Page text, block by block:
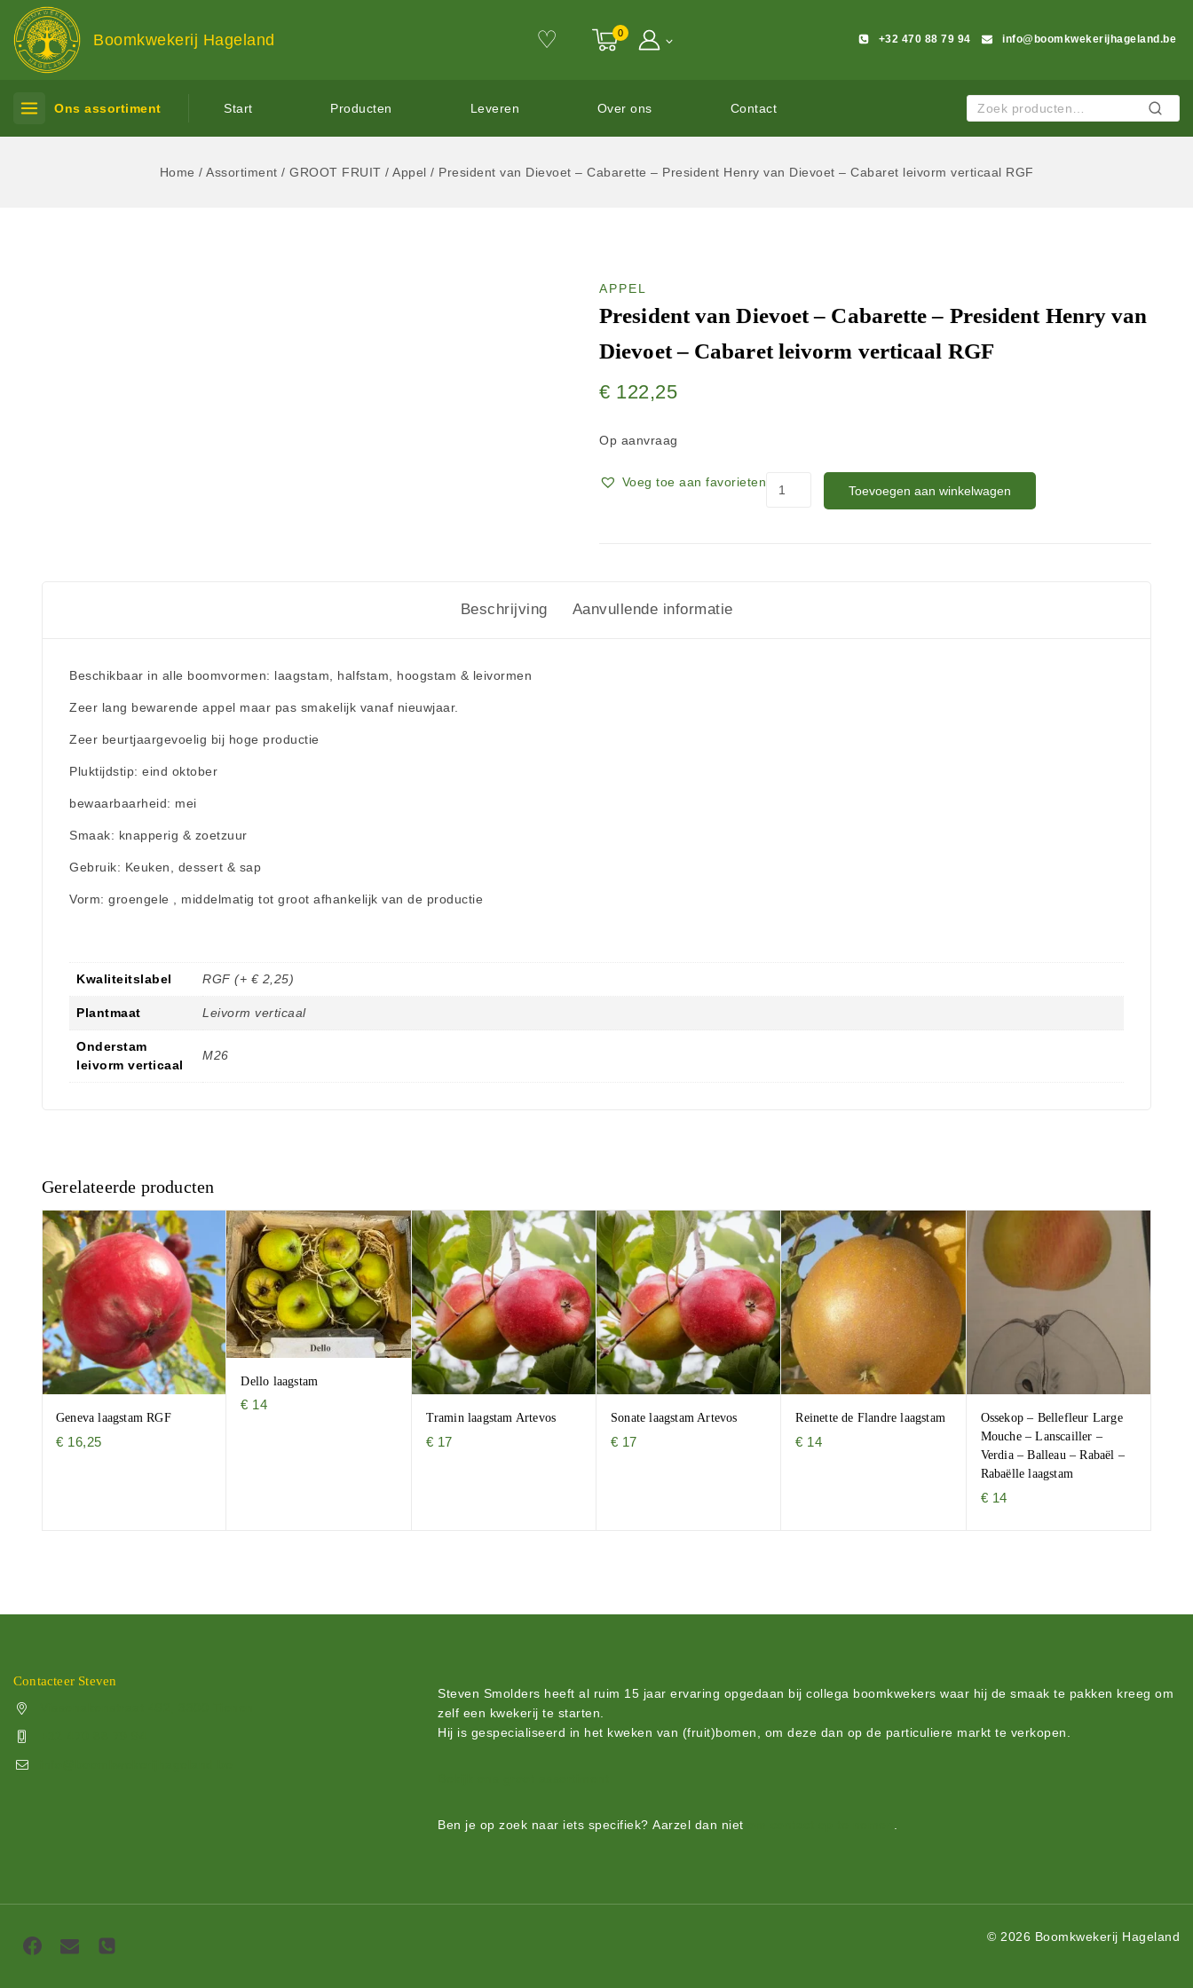
Boomkwekerij Hageland ♡ 0 +32 470 88 79 94 info@boomkwekerijhageland.be
Ons assortiment Start Producten Leveren Over ons Contact Zoeken
Home / Assortiment / GROOT FRUIT / Appel / President van Dievoet – Cabarette – President Henry van Dievoet – Cabaret leivorm verticaal RGF
APPEL
President van Dievoet – Cabarette – President Henry van
Dievoet – Cabaret leivorm verticaal RGF
€ 122,25
Op aanvraag
Voeg toe aan favorieten
Toevoegen aan winkelwagen
Beschrijving Aanvullende informatie
Beschikbaar in alle boomvormen: laagstam, halfstam, hoogstam & leivormen
Zeer lang bewarende appel maar pas smakelijk vanaf nieuwjaar.
Zeer beurtjaargevoelig bij hoge productie
Pluktijdstip: eind oktober
bewaarbaarheid: mei
Smaak: knapperig & zoetzuur
Gebruik: Keuken, dessert & sap
Vorm: groengele , middelmatig tot groot afhankelijk van de productie
Kwaliteitslabel RGF (+ € 2,25)
Plantmaat Leivorm verticaal
Onderstam
leivorm verticaal
M26
Gerelateerde producten
Geneva laagstam RGF
€ 16,25
Dello laagstam
€ 14
Tramin laagstam Artevos
€ 17
Sonate laagstam Artevos
€ 17
Reinette de Flandre laagstam
€ 14
Ossekop – Bellefleur Large
Mouche – Lanscailler –
Verdia – Balleau – Rabaël –
Rabaëlle laagstam
€ 14
Contacteer Steven
Steven Smolders heeft al ruim 15 jaar ervaring opgedaan bij collega boomkwekers waar hij de smaak te pakken kreeg om
zelf een kwekerij te starten.
Hij is gespecialiseerd in het kweken van (fruit)bomen, om deze dan op de particuliere markt te verkopen.
Ben je op zoek naar iets specifiek? Aarzel dan niet
© 2026 Boomkwekerij Hageland